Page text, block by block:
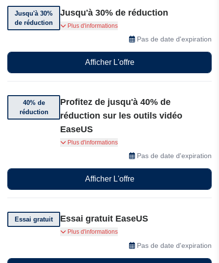
Jusqu'à 30%
de réduction
Jusqu'à 30% de réduction
Bénéficiez de jusqu'à 30% de réduction sur Pro+
WinPE Edition chez EaseUS.
Plus d'informations
Pas de date d'expiration
Afficher L'offre
40% de
réduction
Profitez de jusqu'à 40% de
réduction sur les outils vidéo
EaseUS
Profitez de jusqu'à 40 % de réduction sur les
outils vidéo EaseUS, notamment le téléchargeur
vidéo, l'enregistreur d'écran, l'éditeur vidéo et
bien plus encore, pendant l'offre spéciale UEFA
Champions League!
Plus d'informations
Pas de date d'expiration
Afficher L'offre
Essai gratuit Essai gratuit EaseUS
EaseUS vous offre un essai gratuit du
téléchargeur vidéo sécurisé
Plus d'informations
Pas de date d'expiration